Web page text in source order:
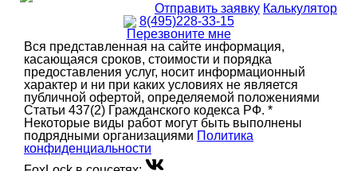
Отправить заявку Калькулятор
8(495)228-33-15
Перезвоните мне
Вся представленная на сайте информация,
касающаяся сроков, стоимости и порядка
предоставления услуг, носит информационный
характер и ни при каких условиях не является
публичной офертой, определяемой положениями
Статьи 437(2) Гражданского кодекса РФ. *
Некоторые виды работ могут быть выполнены
подрядными организациями Политика
конфиденциальности